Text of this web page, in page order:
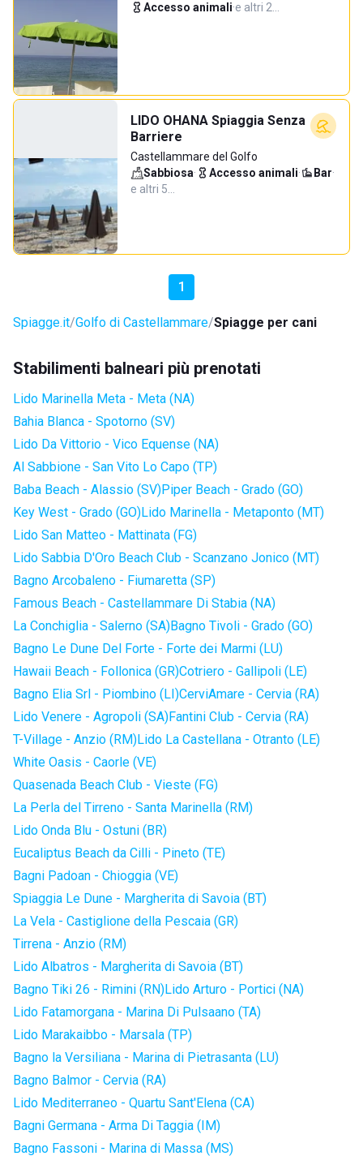
Accesso animali·e altri 2…
LIDO OHANA Spiaggia Senza
Barriere
Castellammare del Golfo
Sabbiosa· Accesso animali· Bar·
e altri 5…
1
Spiagge.it Golfo di Castellammare Spiagge per cani
Stabilimenti balneari più prenotati
Lido Marinella Meta - Meta (NA)
Bahia Blanca - Spotorno (SV)
Lido Da Vittorio - Vico Equense (NA)
Al Sabbione - San Vito Lo Capo (TP)
Baba Beach - Alassio (SV)Piper Beach - Grado (GO)
Key West - Grado (GO)Lido Marinella - Metaponto (MT)
Lido San Matteo - Mattinata (FG)
Lido Sabbia D'Oro Beach Club - Scanzano Jonico (MT)
Bagno Arcobaleno - Fiumaretta (SP)
Famous Beach - Castellammare Di Stabia (NA)
La Conchiglia - Salerno (SA)Bagno Tivoli - Grado (GO)
Bagno Le Dune Del Forte - Forte dei Marmi (LU)
Hawaii Beach - Follonica (GR)Cotriero - Gallipoli (LE)
Bagno Elia Srl - Piombino (LI)CerviAmare - Cervia (RA)
Lido Venere - Agropoli (SA)Fantini Club - Cervia (RA)
T-Village - Anzio (RM)Lido La Castellana - Otranto (LE)
White Oasis - Caorle (VE)
Quasenada Beach Club - Vieste (FG)
La Perla del Tirreno - Santa Marinella (RM)
Lido Onda Blu - Ostuni (BR)
Eucaliptus Beach da Cilli - Pineto (TE)
Bagni Padoan - Chioggia (VE)
Spiaggia Le Dune - Margherita di Savoia (BT)
La Vela - Castiglione della Pescaia (GR)
Tirrena - Anzio (RM)
Lido Albatros - Margherita di Savoia (BT)
Bagno Tiki 26 - Rimini (RN)Lido Arturo - Portici (NA)
Lido Fatamorgana - Marina Di Pulsaano (TA)
Lido Marakaibbo - Marsala (TP)
Bagno la Versiliana - Marina di Pietrasanta (LU)
Bagno Balmor - Cervia (RA)
Lido Mediterraneo - Quartu Sant'Elena (CA)
Bagni Germana - Arma Di Taggia (IM)
Bagno Fassoni - Marina di Massa (MS)